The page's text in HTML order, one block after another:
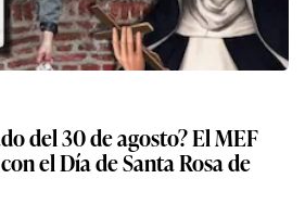
del 30 de agosto? El MEF
el Día de Santa Rosa de